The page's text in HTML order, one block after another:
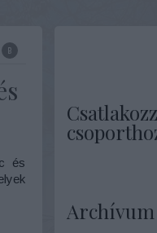
és
Archívum